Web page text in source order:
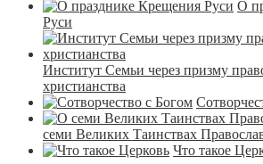
О
Руси
Институт Семьи через призму
христианства
семи Великих Таинствах
Что такое